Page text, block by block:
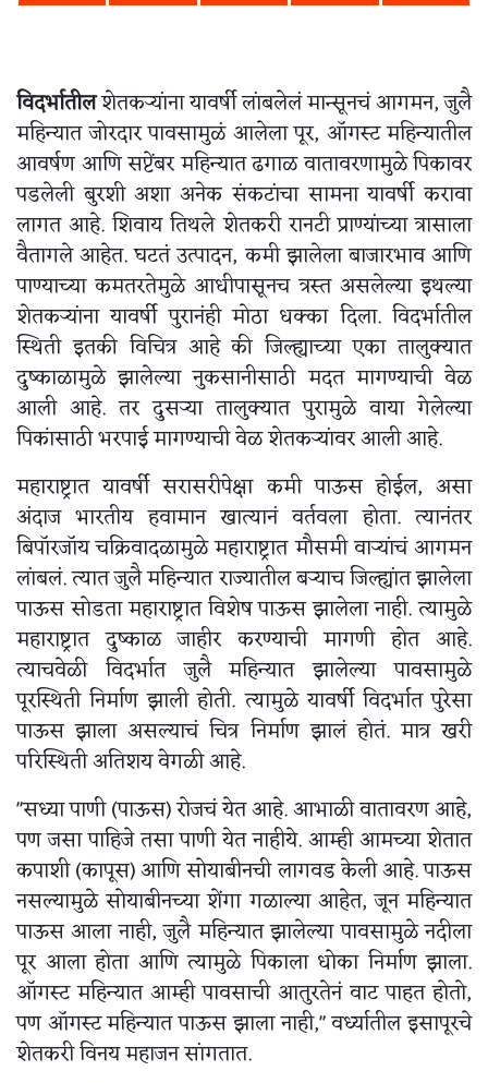
विदर्भातीलशेतकऱ्यांना यावर्षी लांबलेलं मान्सूनचं आगमन, जुलै
महिन्यात जोरदार पावसामुळं आलेला पूर, ऑगस्ट महिन्यातील
आवर्षण आणि सप्टेंबर महिन्यात ढगाळ वातावरणामुळे पिकावर
पडलेली बुरशी अशा अनेक संकटांचा सामना यावर्षी करावा
लागत आहे. शिवाय तिथले शेतकरी रानटी प्राण्यांच्या त्रासाला
वैतागले आहेत. घटतं उत्पादन, कमी झालेला बाजारभाव आणि
पाण्याच्या कमतरतेमुळे आधीपासूनच त्रस्त असलेल्या इथल्या
शेतकऱ्यांना यावर्षी पुरानंही मोठा धक्का दिला. विदर्भातील
स्थिती इतकी विचित्र आहे की जिल्ह्याच्या एका तालुक्यात
दुष्काळामुळे झालेल्या नुकसानीसाठी मदत मागण्याची वेळ
आली आहे. तर दुसऱ्या तालुक्यात पुरामुळे वाया गेलेल्या
पिकांसाठी भरपाई मागण्याची वेळ शेतकऱ्यांवर आली आहे.
महाराष्ट्रात यावर्षी सरासरीपेक्षा कमी पाऊस होईल, असा
अंदाज भारतीय हवामान खात्यानं वर्तवला होता. त्यानंतर
बिपॉरजॉय चक्रिवादळामुळे महाराष्ट्रात मौसमी वाऱ्यांचं आगमन
लांबलं. त्यात जुलै महिन्यात राज्यातील बऱ्याच जिल्ह्यांत झालेला
पाऊस सोडता महाराष्ट्रात विशेष पाऊस झालेला नाही. त्यामुळे
महाराष्ट्रात दुष्काळ जाहीर करण्याची मागणी होत आहे.
त्याचवेळी विदर्भात जुलै महिन्यात झालेल्या पावसामुळे
पूरस्थिती निर्माण झाली होती. त्यामुळे यावर्षी विदर्भात पुरेसा
पाऊस झाला असल्याचं चित्र निर्माण झालं होतं. मात्र खरी
परिस्थिती अतिशय वेगळी आहे.
"सध्या पाणी (पाऊस) रोजचं येत आहे. आभाळी वातावरण आहे,
पण जसा पाहिजे तसा पाणी येत नाहीये. आम्ही आमच्या शेतात
कपाशी (कापूस) आणि सोयाबीनची लागवड केली आहे. पाऊस
नसल्यामुळे सोयाबीनच्या शेंगा गळाल्या आहेत, जून महिन्यात
पाऊस आला नाही, जुलै महिन्यात झालेल्या पावसामुळे नदीला
पूर आला होता आणि त्यामुळे पिकाला धोका निर्माण झाला.
ऑगस्ट महिन्यात आम्ही पावसाची आतुरतेनं वाट पाहत होतो,
पण ऑगस्ट महिन्यात पाऊस झाला नाही," वर्ध्यातील इसापूरचे
शेतकरी विनय महाजन सांगतात.